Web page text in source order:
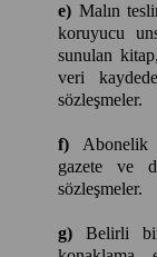
e) Malın
koruyucu
sunulan
veri
sözleşmeler.
f) Abonelik
gazete ve
sözleşmeler.
g) Belirli bir